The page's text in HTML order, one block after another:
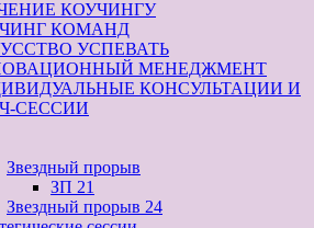
КОУЧИНГУ
КОМАНД
УСПЕВАТЬ
МЕНЕДЖМЕНТ
КОНСУЛЬТАЦИИ И
СЕССИИ
Звездный прорыв
ЗП 21
Звездный прорыв 24